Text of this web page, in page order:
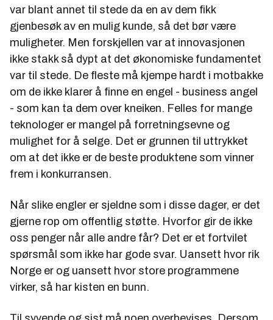
var blant annet til stede da en av dem fikk
gjenbesøk av en mulig kunde, så det bør være
muligheter. Men forskjellen var at innovasjonen
ikke stakk så dypt at det økonomiske fundamentet
var til stede. De fleste må kjempe hardt i motbakke
om de ikke klarer å finne en engel - business angel
- som kan ta dem over kneiken. Felles for mange
teknologer er mangel på forretningsevne og
mulighet for å selge. Det er grunnen til uttrykket
om at det ikke er de beste produktene som vinner
frem i konkurransen.
Når slike engler er sjeldne som i disse dager, er det
gjerne rop om offentlig støtte. Hvorfor gir de ikke
oss penger når alle andre får? Det er et fortvilet
spørsmål som ikke har gode svar. Uansett hvor rik
Norge er og uansett hvor store programmene
virker, så har kisten en bunn.